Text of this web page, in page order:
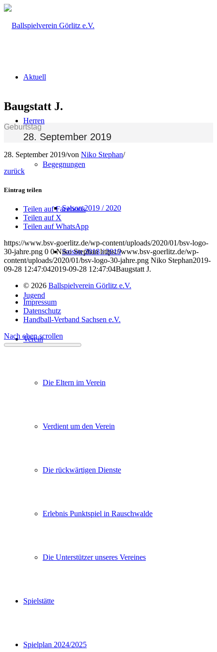
Aktuell
Herren
Begegnungen
Saison 2019 / 2020
Saison 2018 / 2019
Jugend
Verein
Die Eltern im Verein
Verdient um den Verein
Die rückwärtigen Dienste
Erlebnis Punktspiel in Rauschwalde
Die Unterstützer unseres Vereines
Spielstätte
Spielplan 2024/2025
Baugstatt J.
Geburtstag
28. September 2019
28. September 2019/von Niko Stephan/
zurück
Eintrag teilen
Teilen auf Facebook
Teilen auf X
Teilen auf WhatsApp
https://www.bsv-goerlitz.de/wp-content/uploads/2020/01/bsv-logo-
30-jahre.png 0 0 Niko Stephan https://www.bsv-goerlitz.de/wp-
content/uploads/2020/01/bsv-logo-30-jahre.png Niko Stephan2019-
09-28 12:47:042019-09-28 12:47:04Baugstatt J.
© 2026 Ballspielverein Görlitz e.V.
Impressum
Datenschutz
Handball-Verband Sachsen e.V.
Nach oben scrollen